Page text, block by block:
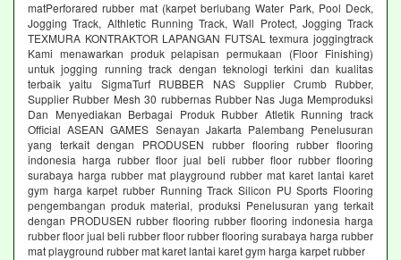
matPerforared rubber mat (karpet berlubang Water Park, Pool Deck,
Jogging Track, Althletic Running Track, Wall Protect, Jogging Track
TEXMURA KONTRAKTOR LAPANGAN FUTSAL texmura joggingtrack
Kami menawarkan produk pelapisan permukaan (Floor Finishing)
untuk jogging running track dengan teknologi terkini dan kualitas
terbaik yaitu SigmaTurf RUBBER NAS Supplier Crumb Rubber,
Supplier Rubber Mesh 30 rubbernas Rubber Nas Juga Memproduksi
Dan Menyediakan Berbagai Produk Rubber Atletik Running track
Official ASEAN GAMES Senayan Jakarta Palembang Penelusuran
yang terkait dengan PRODUSEN rubber flooring rubber flooring
indonesia harga rubber floor jual beli rubber floor rubber flooring
surabaya harga rubber mat playground rubber mat karet lantai karet
gym harga karpet rubber Running Track Silicon PU Sports Flooring
pengembangan produk material, produksi Penelusuran yang terkait
dengan PRODUSEN rubber flooring rubber flooring indonesia harga
rubber floor jual beli rubber floor rubber flooring surabaya harga rubber
mat playground rubber mat karet lantai karet gym harga karpet rubber